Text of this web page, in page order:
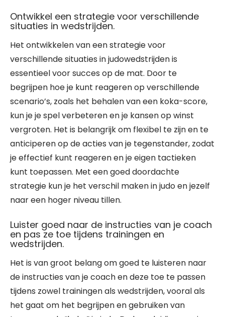
Ontwikkel een strategie voor verschillende
situaties in wedstrijden.
Het ontwikkelen van een strategie voor
verschillende situaties in judowedstrijden is
essentieel voor succes op de mat. Door te
begrijpen hoe je kunt reageren op verschillende
scenario’s, zoals het behalen van een koka-score,
kun je je spel verbeteren en je kansen op winst
vergroten. Het is belangrijk om flexibel te zijn en te
anticiperen op de acties van je tegenstander, zodat
je effectief kunt reageren en je eigen tactieken
kunt toepassen. Met een goed doordachte
strategie kun je het verschil maken in judo en jezelf
naar een hoger niveau tillen.
Luister goed naar de instructies van je coach
en pas ze toe tijdens trainingen en
wedstrijden.
Het is van groot belang om goed te luisteren naar
de instructies van je coach en deze toe te passen
tijdens zowel trainingen als wedstrijden, vooral als
het gaat om het begrijpen en gebruiken van